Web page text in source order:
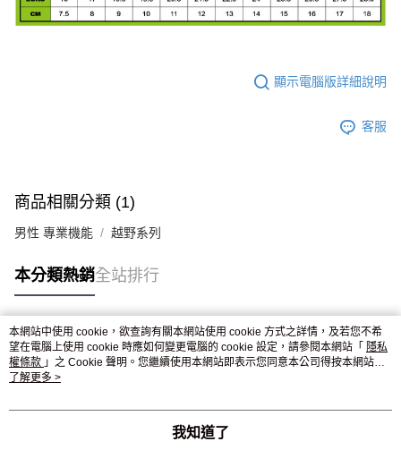
顯示電腦版詳細說明
客服
商品相關分類 (1)
男性 專業機能 越野系列
本分類熱銷全站排行
熱門標籤
本網站中使用 cookie，欲查詢有關本網站使用 cookie 方式之詳情，及若您不希
望在電腦上使用 cookie 時應如何變更電腦的 cookie 設定，請參閱本網站「 隱私
權條款 」之 Cookie 聲明。您繼續使用本網站即表示您同意本公司得按本網站使
用條款之 Cookie 聲明使用 cookie。
了解更多 >
我知道了